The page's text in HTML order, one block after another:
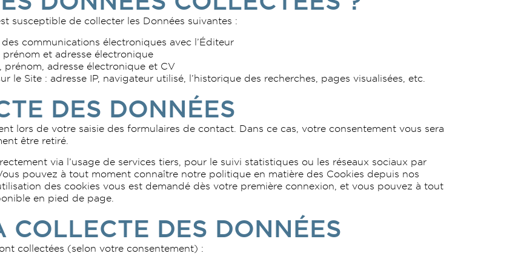
susceptible de collecter les Données suivantes :
communications électroniques avec l’Éditeur
et adresse électronique
adresse électronique et CV
le Site : adresse IP, navigateur utilisé, l’historique des recherches, pages visualisées, etc.
DES DONNÉES
lors de votre saisie des formulaires de contact. Dans ce cas, votre consentement vous sera
être retiré.
via l’usage de services tiers, pour le suivi statistiques ou les réseaux sociaux par
pouvez à tout moment connaître notre politique en matière des Cookies depuis nos
des cookies vous est demandé dès votre première connexion, et vous pouvez à tout
en pied de page.
COLLECTE DES DONNÉES
collectées (selon votre consentement) :